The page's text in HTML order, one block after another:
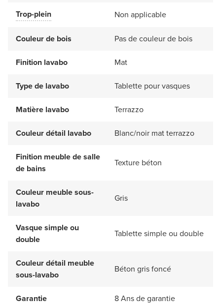
Trop-plein Non applicable
Couleur de bois Pas de couleur de bois
Finition lavabo Mat
Type de lavabo Tablette pour vasques
Matière lavabo Terrazzo
Couleur détail lavabo Blanc/noir mat terrazzo
Finition meuble de salle
de bains
Texture béton
Couleur meuble sous-
lavabo
Gris
Vasque simple ou
double
Tablette simple ou double
Couleur détail meuble
sous-lavabo
Béton gris foncé
Garantie 8 Ans de garantie